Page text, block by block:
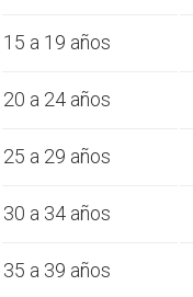
15 a 19 años
20 a 24 años
25 a 29 años
30 a 34 años
35 a 39 años